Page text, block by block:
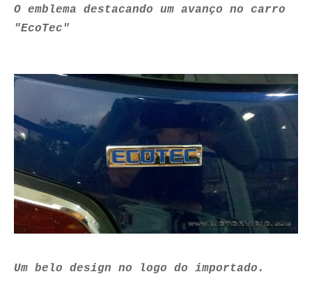
O emblema destacando um avanço no carro
"EcoTec"
Um belo design no logo do importado.